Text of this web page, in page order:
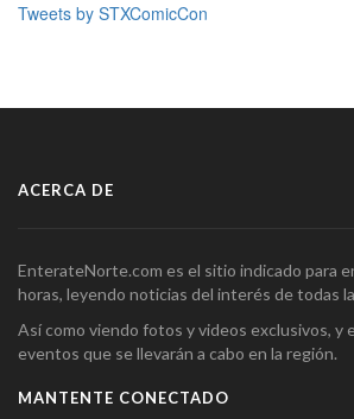
Tweets by STXComicCon
ACERCA DE
EnterateNorte.com es el sitio indicado para
horas, leyendo noticias del interés de todas
Así como viendo fotos y videos exclusivos, y
eventos que se llevarán a cabo en la región.
MANTENTE CONECTADO